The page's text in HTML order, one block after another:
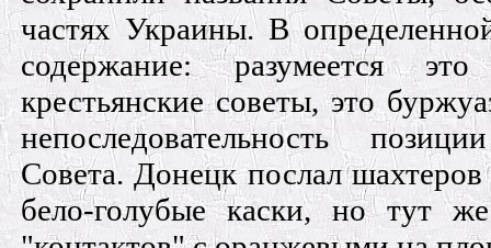
частях Украины. В
содержание: разумеется
крестьянские советы, это
непоследовательность
Совета. Донецк послал
бело-голубые каски, но тут